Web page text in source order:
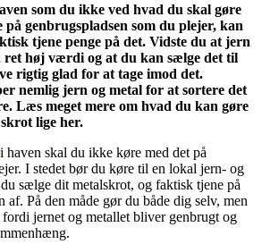
som du ikke ved hvad du skal gøre
genbrugspladsen som du plejer, kan
tjene penge på det. Vidste du at jern
ret høj værdi og at du kan sælge det til
rigtig glad for at tage imod det.
nemlig jern og metal for at sortere det
Læs meget mere om hvad du kan gøre
lige her.
i haven skal du ikke køre med det på
I stedet bør du køre til en lokal jern- og
sælge dit metalskrot, og faktisk tjene på
af. På den måde gør du både dig selv, men
fordi jernet og metallet bliver genbrugt og